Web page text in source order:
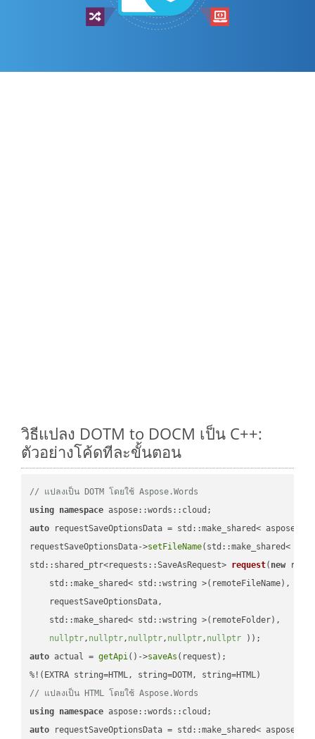
วิธีแปลง DOTM to DOCM เป็น C++:
ตัวอย่างโค้ดทีละขั้นตอน
// แปลงเป็น DOTM โดยใช้ Aspose.Words
using namespace
auto requestSaveOptionsData = std::make_shared<
requestSaveOptionsData->setFileName(std::make_shared<
std::shared_ptr<requests::SaveAsRequest> request( new
    std::make_shared< std::wstring >(remoteFileName),
    requestSaveOptionsData,
    std::make_shared< std::wstring >(remoteFolder),
nullptr, nullptr, nullptr, nullptr, nullptr ))
auto actual = getApi()->saveAs (request);
// แปลงเป็น HTML โดยใช้ Aspose.Words
using namespace
auto requestSaveOptionsData = std::make_shared<